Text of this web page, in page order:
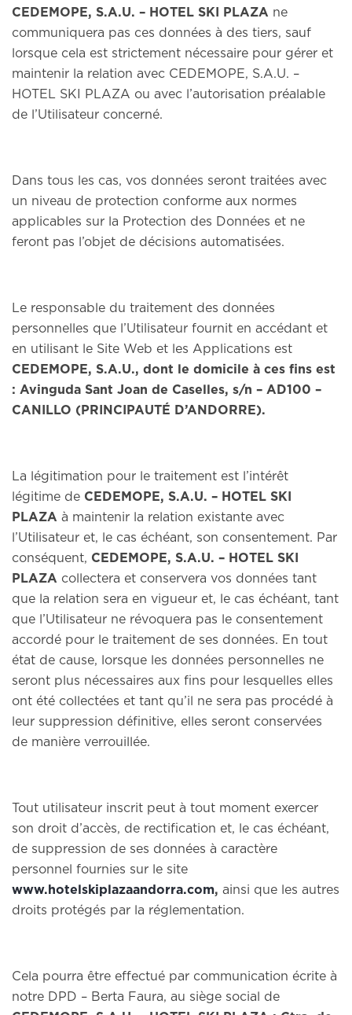
CEDEMOPE, S.A.U. – HOTEL SKI PLAZA ne
communiquera pas ces données à des tiers, sauf
lorsque cela est strictement nécessaire pour gérer et
maintenir la relation avec CEDEMOPE, S.A.U. –
HOTEL SKI PLAZA ou avec l’autorisation préalable
de l’Utilisateur concerné.
Dans tous les cas, vos données seront traitées avec
un niveau de protection conforme aux normes
applicables sur la Protection des Données et ne
feront pas l’objet de décisions automatisées.
Le responsable du traitement des données
personnelles que l’Utilisateur fournit en accédant et
en utilisant le Site Web et les Applications est
CEDEMOPE, S.A.U., dont le domicile à ces fins est
: Avinguda Sant Joan de Caselles, s/n – AD100 –
CANILLO (PRINCIPAUTÉ D’ANDORRE).
La légitimation pour le traitement est l’intérêt
légitime de CEDEMOPE, S.A.U. – HOTEL SKI
PLAZA à maintenir la relation existante avec
l’Utilisateur et, le cas échéant, son consentement. Par
conséquent, CEDEMOPE, S.A.U. – HOTEL SKI
PLAZA collectera et conservera vos données tant
que la relation sera en vigueur et, le cas échéant, tant
que l’Utilisateur ne révoquera pas le consentement
accordé pour le traitement de ses données. En tout
état de cause, lorsque les données personnelles ne
seront plus nécessaires aux fins pour lesquelles elles
ont été collectées et tant qu’il ne sera pas procédé à
leur suppression définitive, elles seront conservées
de manière verrouillée.
Tout utilisateur inscrit peut à tout moment exercer
son droit d’accès, de rectification et, le cas échéant,
de suppression de ses données à caractère
personnel fournies sur le site
www.hotelskiplazaandorra.com, ainsi que les autres
droits protégés par la réglementation.
Cela pourra être effectué par communication écrite à
notre DPD – Berta Faura, au siège social de